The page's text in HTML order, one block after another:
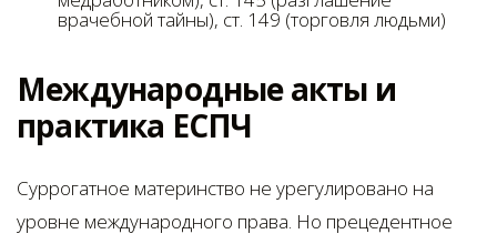
врачебной тайны), ст. 149 (торговля людьми)
Международные акты и
практика ЕСПЧ
Суррогатное материнство не урегулировано на
уровне международного права. Но прецедентное